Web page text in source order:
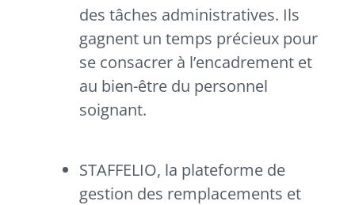
des tâches administratives. Ils
gagnent un temps précieux pour
se consacrer à l’encadrement et
au bien-être du personnel
soignant.
STAFFELIO, la plateforme de
gestion des remplacements et